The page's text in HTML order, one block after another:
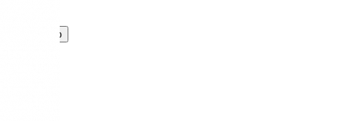
Принимаю